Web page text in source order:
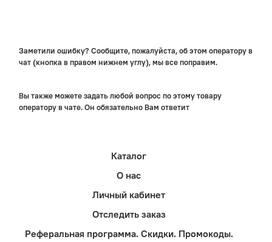
Заметили ошибку? Сообщите, пожалуйста, об этом оператору в
чат (кнопка в правом нижнем углу), мы все поправим.
Вы также можете задать любой вопрос по этому товару
оператору в чате. Он обязательно Вам ответит
Каталог
О нас
Личный кабинет
Отследить заказ
Реферальная программа. Скидки. Промокоды.